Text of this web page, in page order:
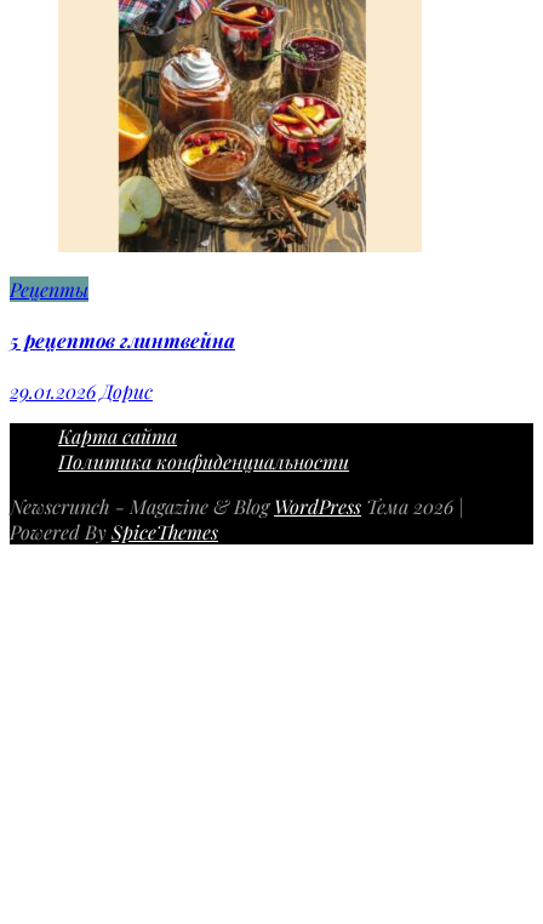
Рецепты
5 рецептов глинтвейна
29.01.2026 Дорис
Карта сайта
Политика конфиденциальности
Newscrunch - Magazine & BlogWordPress Тема 2026 |
Powered BySpiceThemes